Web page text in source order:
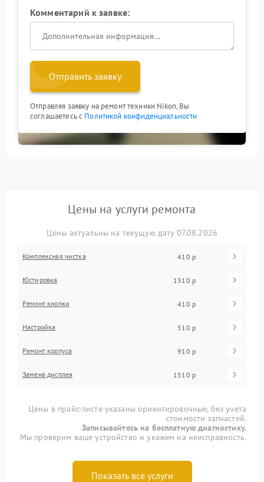
Комментарий к заявке:
Отправить заявку
Отправляя заявку на ремонт техники Nikon, Вы
соглашаетесь с Политикой конфиденциальности
Цены на услуги ремонта
Цены актуальны на текущую дату 07.08.2026
Комплексная чистка 410 р
Юстировка 1310 р
Ремонт кнопки 410 р
Настройка 510 р
Ремонт корпуса 910 р
Замена дисплея 1510 р
Цены в прайс-листе указаны ориентировочные, без учета
стоимости запчастей.
Записывайтесь на бесплатную диагностику.
Мы проверим ваше устройство и укажем на неисправность.
Показать все услуги